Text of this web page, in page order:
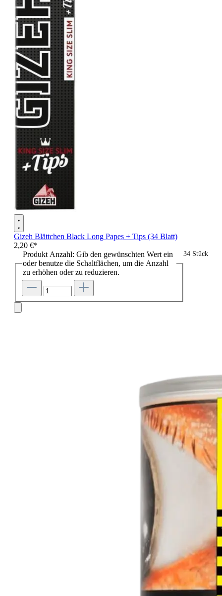
Gizeh Blättchen Black Long Papes + Tips (34 Blatt)
2,20 €*
34 Stück
Produkt Anzahl: Gib den gewünschten Wert ein
oder benutze die Schaltflächen, um die Anzahl
zu erhöhen oder zu reduzieren.